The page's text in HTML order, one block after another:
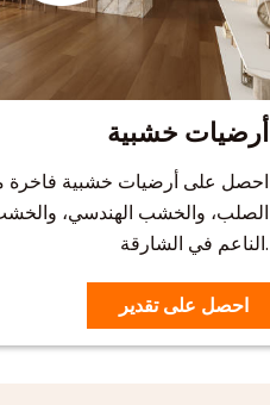
أرضيات خشبية
احصل على أرضيات خشبية
الصلب، والخشب الهندسي،
الناعم في الشارقة.
احصل على تقدير